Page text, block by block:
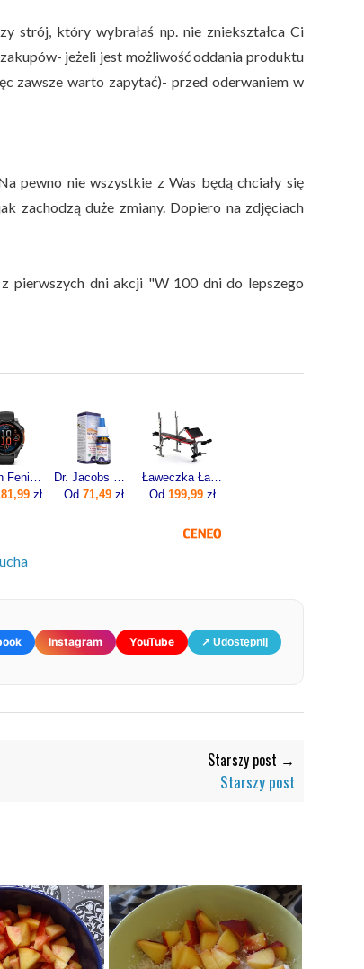
strój, który wybrałaś np. nie zniekształca Ci
jeżeli jest możliwość oddania produktu
zawsze warto zapytać)- przed oderwaniem w
pewno nie wszystkie z Was będą chciały się
zachodzą duże zmiany. Dopiero na zdjęciach
z pierwszych dni akcji "W 100 dni do lepszego
Garmin Fenix 8 47mm Slate grey z czarnym paskiem
zł
Dr. Jacobs Witamina D3K2 Forte 20ml
Od 71,49 zł
Ławeczka Ławka Pod Sztangę Do Ćwiczeń Modlitewnik
Od 199,99zł
Instagram YouTube ↗ Udostępnij
Starszy post →
Starszy post